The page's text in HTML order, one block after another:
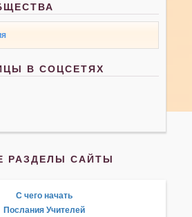
В СОЦСЕТЯХ
РАЗДЕЛЫ САЙТЫ
С чего начать
Послания Учителей